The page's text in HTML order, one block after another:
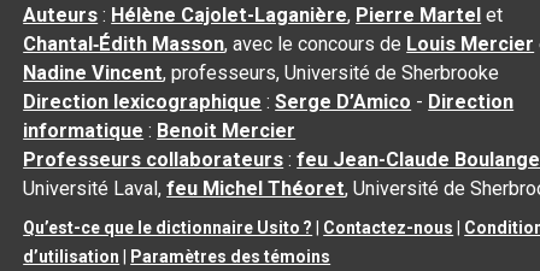
Auteurs : Hélène Cajolet-Laganière, Pierre Martel et
Chantal‑Édith Masson, avec le concours de Louis Mercier
Nadine Vincent, professeurs, Université de Sherbrooke
Direction lexicographique :Serge D’Amico - Direction
informatique : Benoit Mercier
Professeurs collaborateurs :feu Jean-Claude
Université Laval,feu Michel Théoret, Université de
Qu’est-ce que le dictionnaire Usito ? Contactez-nous
d’utilisation
Paramètres des témoins